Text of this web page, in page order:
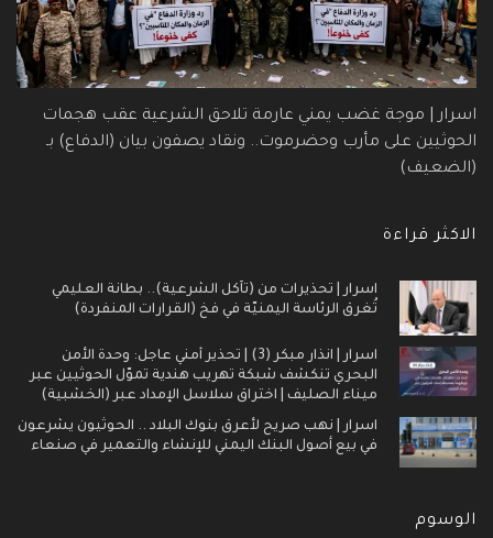
اسرار | موجة غضب يمني عارمة تلاحق الشرعية عقب هجمات
الحوثيين على مأرب وحضرموت.. ونقاد يصفون بيان (الدفاع) بـ
(الضعيف)
الاكثر قراءة
اسرار | تحذيرات من (تآكل الشرعية).. بطانة العليمي
تُغرق الرئاسة اليمنيّة في فخ (القرارات المنفردة)
اسرار | انذار مبكر (3) | تحذير أمني عاجل: وحدة الأمن
البحري تنكشف شبكة تهريب هندية تموّل الحوثيين عبر
ميناء الصليف | اختراق سلاسل الإمداد عبر (الخشبية)
اسرار | نهب صريح لأعرق بنوك البلاد .. الحوثيون يشرعون
في بيع أصول البنك اليمني للإنشاء والتعمير في صنعاء
الوسوم